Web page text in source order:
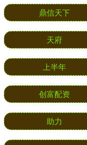
鼎信天下
天府
上半年
创富配资
助力